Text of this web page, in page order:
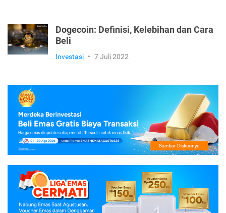
Dogecoin: Definisi, Kelebihan dan Cara
Beli
Investasi • 7 Juli 2022